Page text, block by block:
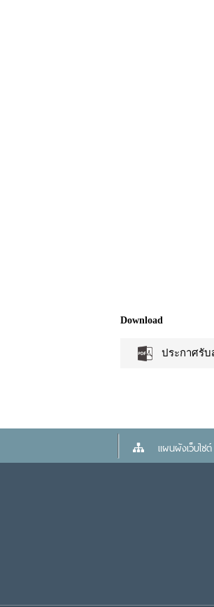
Download
ประกาศรั
แผนผังเว็บไซต์